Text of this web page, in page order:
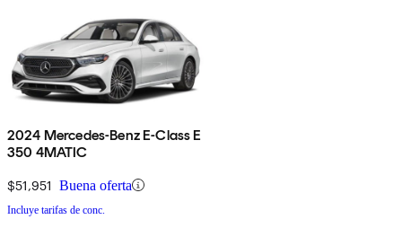
2024 Mercedes-Benz E-Class E
350 4MATIC
$51,951 Buena oferta
Incluye tarifas de conc.